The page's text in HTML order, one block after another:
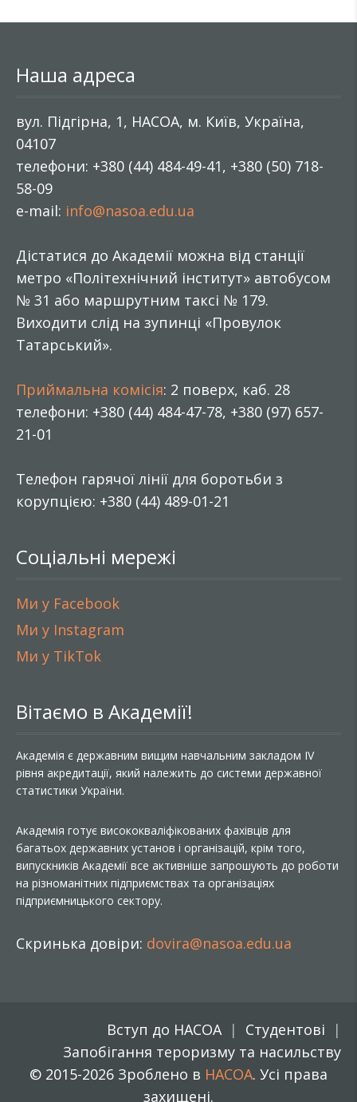
Наша адреса
вул. Підгірна, 1, НАСОА, м. Київ, Україна,
04107
телефони: +380 (44) 484-49-41, +380 (50) 718-
58-09
e-mail: info@nasoa.edu.ua
Дістатися до Академії можна від станції
метро «Політехнічний інститут» автобусом
№ 31 або маршрутним таксі № 179.
Виходити слід на зупинці «Провулок
Татарський».
Приймальна комісія: 2 поверх, каб. 28
телефони: +380 (44) 484-47-78, +380 (97) 657-
21-01
Телефон гарячої лінії для боротьби з
корупцією: +380 (44) 489-01-21
Соціальні мережі
Ми у Facebook
Ми у Instagram
Ми у TikTok
Вітаємо в Академії!
Академія є державним вищим навчальним закладом IV
рівня акредитації, який належить до системи державної
статистики України.
Академія готує висококваліфікованих фахівців для
багатьох державних установ і організацій, крім того,
випускників Академії все активніше запрошують до роботи
на різноманітних підприємствах та організаціях
підприємницького сектору.
Скринька довіри: dovira@nasoa.edu.ua
Вступ до НАСОА
Студентові
Запобігання тероризму та насильству
© 2015-2026 Зроблено в НАСОА. Усі права
захищені.